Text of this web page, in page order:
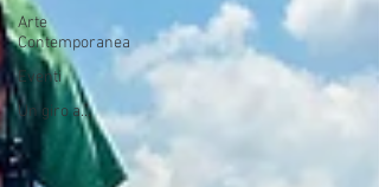
Arte
Contemporanea
Eventi
Un giro a...